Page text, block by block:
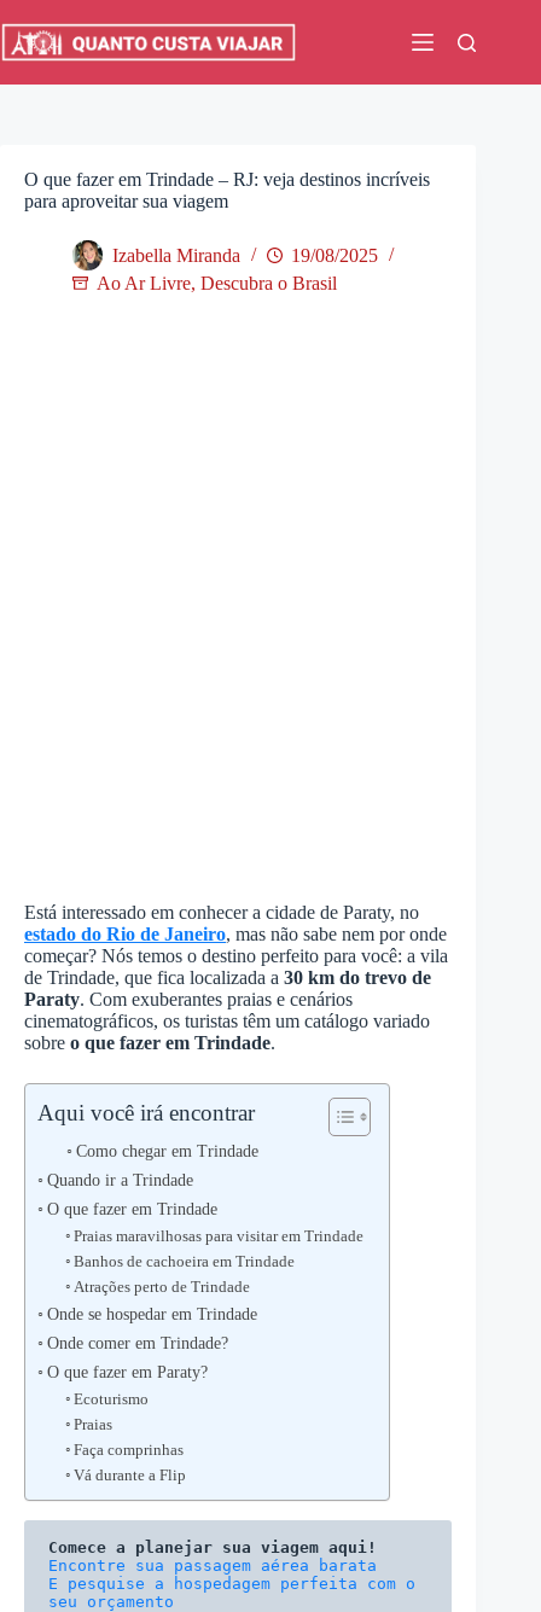
para
O que fazer em Trindade – RJ: veja destinos incríveis
para aproveitar sua viagem
Izabella Miranda
19/08/2025
Ao Ar Livre, Descubra o Brasil
Está interessado em conhecer a cidade de Paraty, no
estado do Rio de Janeiro, mas não sabe nem por onde
começar? Nós temos o destino perfeito para você: a vila
de Trindade, que fica localizada a 30 km do trevo de
Paraty. Com exuberantes praias e cenários
cinematográficos, os turistas têm um catálogo variado
sobre o que fazer em Trindade.
Aqui você irá encontrar
Como chegar em Trindade
Quando ir a Trindade
O que fazer em Trindade
Praias maravilhosas para visitar em Trindade
Banhos de cachoeira em Trindade
Atrações perto de Trindade
Onde se hospedar em Trindade
Onde comer em Trindade?
O que fazer em Paraty?
Ecoturismo
Praias
Faça comprinhas
Vá durante a Flip
Comece a planejar sua viagem aqui!
E pesquise a hospedagem perfeita com o
seu orçamento